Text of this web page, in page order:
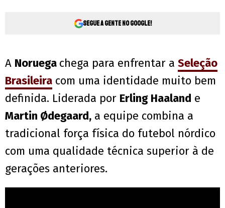
Segue a gente no Google!
A Noruega chega para enfrentar a Seleção
Brasileira com uma identidade muito bem
definida. Liderada por Erling Haaland e
Martin Ødegaard, a equipe combina a
tradicional força física do futebol nórdico
com uma qualidade técnica superior à de
gerações anteriores.